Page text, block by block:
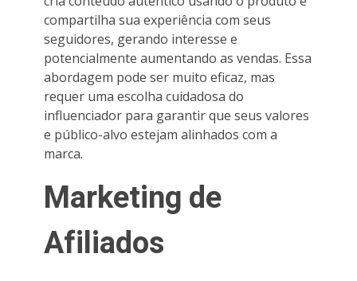
compartilha sua experiência com seus
seguidores, gerando interesse e
potencialmente aumentando as vendas. Essa
abordagem pode ser muito eficaz, mas
requer uma escolha cuidadosa do
influenciador para garantir que seus valores
e público-alvo estejam alinhados com a
marca.
Marketing de
Afiliados